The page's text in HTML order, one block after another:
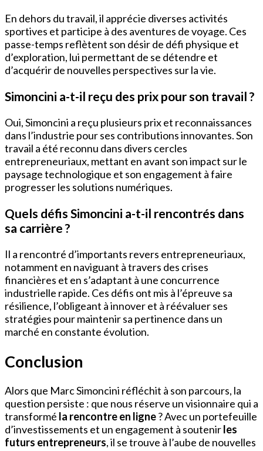
En dehors du travail, il apprécie diverses activités
sportives et participe à des aventures de voyage. Ces
passe-temps reflètent son désir de défi physique et
d’exploration, lui permettant de se détendre et
d’acquérir de nouvelles perspectives sur la vie.
Simoncini a-t-il reçu des prix pour son travail ?
Oui, Simoncini a reçu plusieurs prix et reconnaissances
dans l’industrie pour ses contributions innovantes. Son
travail a été reconnu dans divers cercles
entrepreneuriaux, mettant en avant son impact sur le
paysage technologique et son engagement à faire
progresser les solutions numériques.
Quels défis Simoncini a-t-il rencontrés dans
sa carrière ?
Il a rencontré d’importants revers entrepreneuriaux,
notamment en naviguant à travers des crises
financières et en s’adaptant à une concurrence
industrielle rapide. Ces défis ont mis à l’épreuve sa
résilience, l’obligeant à innover et à réévaluer ses
stratégies pour maintenir sa pertinence dans un
marché en constante évolution.
Conclusion
Alors que Marc Simoncini réfléchit à son parcours, la
question persiste : que nous réserve un visionnaire qui a
transformé la rencontre en ligne? Avec un portefeuille
d’investissements et un engagement à soutenirles
futurs entrepreneurs, il se trouve à l’aube de nouvelles